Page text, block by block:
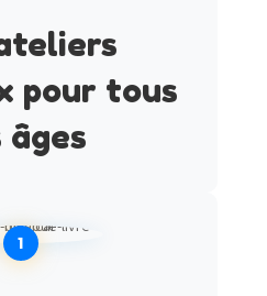
pour tous
âges
1